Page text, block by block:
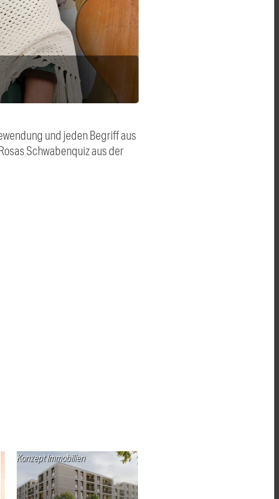
und jeden Begriff aus
Schwabenquiz aus der
Konzept Immobilien